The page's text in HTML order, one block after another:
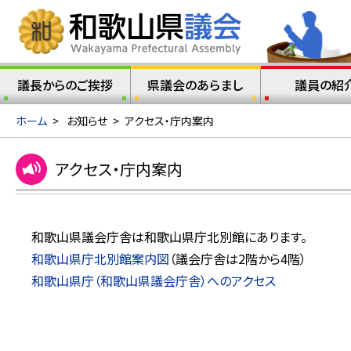
議長からのご挨拶 県議会のあらまし 議員の紹
ホーム > お知らせ > アクセス・庁内案内
アクセス・庁内案内
和歌山県議会庁舎は和歌山県庁北別館にあります。
和歌山県庁北別館案内図 （議会庁舎は2階から4階）
和歌山県庁（和歌山県議会庁舎）へのアクセス